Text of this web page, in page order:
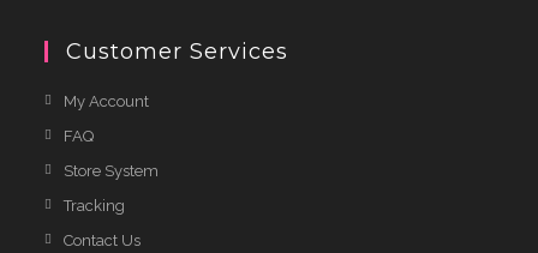
Customer Services
My Account
FAQ
Store System
Tracking
Contact Us